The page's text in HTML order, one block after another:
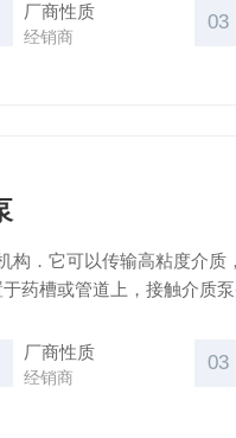
厂商性质
经销商
03
构．它可以传输高粘度介质
药槽或管道上，接触介质
定量输出。
厂商性质
经销商
03